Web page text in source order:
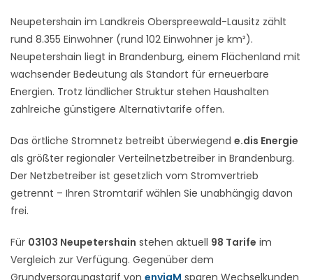
Neupetershain im Landkreis Oberspreewald-Lausitz zählt
rund 8.355 Einwohner (rund 102 Einwohner je km²).
Neupetershain liegt in Brandenburg, einem Flächenland mit
wachsender Bedeutung als Standort für erneuerbare
Energien. Trotz ländlicher Struktur stehen Haushalten
zahlreiche günstigere Alternativtarife offen.
Das örtliche Stromnetz betreibt überwiegend e.dis Energie
als größter regionaler Verteilnetzbetreiber in Brandenburg.
Der Netzbetreiber ist gesetzlich vom Stromvertrieb
getrennt – Ihren Stromtarif wählen Sie unabhängig davon
frei.
Für 03103 Neupetershain stehen aktuell 98 Tarife im
Vergleich zur Verfügung. Gegenüber dem
Grundversorgungstarif von enviaM sparen Wechselkunden